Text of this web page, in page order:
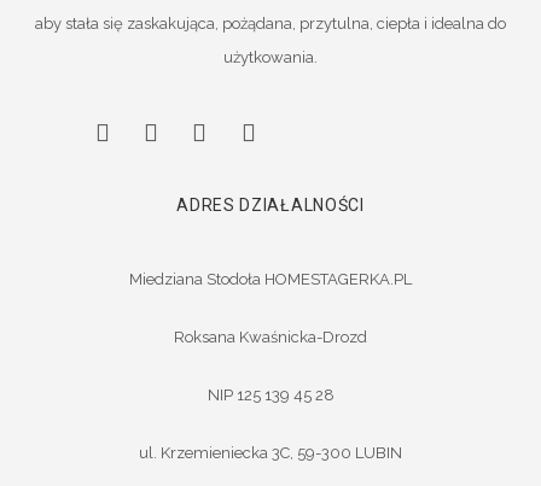
aby stała się zaskakująca, pożądana, przytulna, ciepła i idealna do
użytkowania.
ADRES DZIAŁALNOŚCI
Miedziana Stodoła HOMESTAGERKA.PL
Roksana Kwaśnicka-Drozd
NIP 125 139 45 28
ul. Krzemieniecka 3C, 59-300 LUBIN